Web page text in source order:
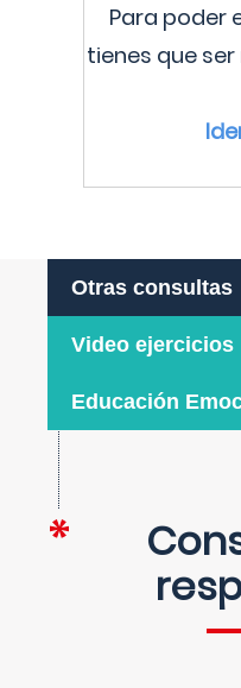
Para poder
tienes que ser
Otras consultas
Video ejercicios
Educación